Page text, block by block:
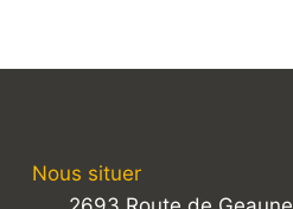
Nous situer